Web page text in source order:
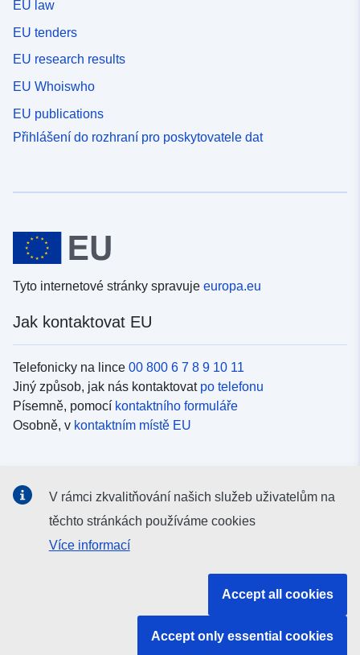
EU law
EU tenders
EU research results
EU Whoiswho
EU publications
Přihlášení do rozhraní pro poskytovatele dat
Tyto internetové stránky spravuje europa.eu
Jak kontaktovat EU
Telefonicky na lince 00 800 6 7 8 9 10 11
Jiný způsob, jak nás kontaktovat po telefonu
Písemně, pomocí kontaktního formuláře
Osobně, v kontaktním místě EU
Vyhledávání informačních kanálů EU vsociálních médiích
V rámci zkvalitňování našich služeb uživatelům na
těchto stránkách používáme cookies
Více informací
Accept all cookies
Accept only essential cookies